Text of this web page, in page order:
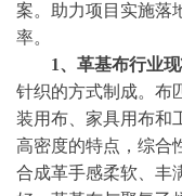
案。助力项目实施落
率。
1、革基布行业现
针织的方式制成。布
装用布、家具用布和
高密度的特点，综合
合成革手感柔软、丰